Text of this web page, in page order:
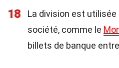
18
La division est utilisée
société, comme le
billets de banque